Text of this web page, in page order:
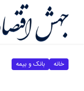
خانه بانک و بیمه